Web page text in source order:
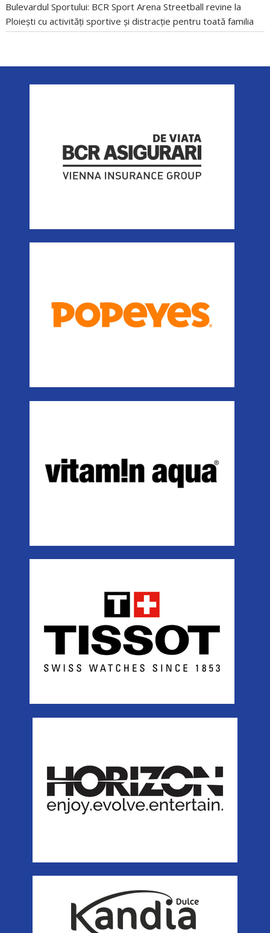
Bulevardul Sportului: BCR Sport Arena Streetball revine la
Ploiești cu activități sportive și distracție pentru toată familia